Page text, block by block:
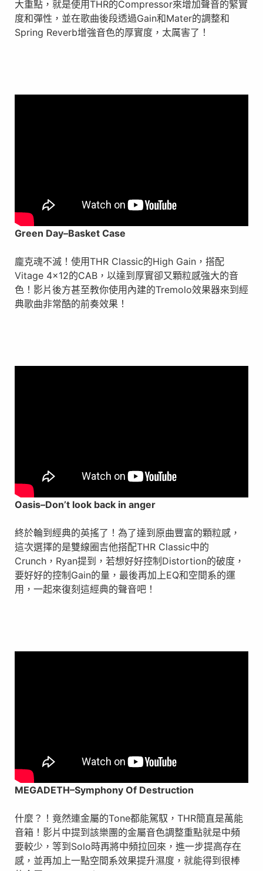
大重點，就是使用THR的Compressor來增加聲音的緊實
度和彈性，並在歌曲後段透過Gain和Mater的調整和
Spring Reverb增強音色的厚實度，太厲害了！
Green Day–Basket Case
龐克魂不滅！使用THR Classic的High Gain，搭配
Vitage 4×12的CAB，以達到厚實卻又顆粒感強大的音
色！影片後方甚至教你使用內建的Tremolo效果器來到經
典歌曲非常酷的前奏效果！
Oasis–Don’t look back in anger
終於輪到經典的英搖了！為了達到原曲豐富的顆粒感，
這次選擇的是雙線圈吉他搭配THR Classic中的
Crunch，Ryan提到，若想好好控制Distortion的破度，
要好好的控制Gain的量，最後再加上EQ和空間系的運
用，一起來復刻這經典的聲音吧！
MEGADETH–Symphony Of Destruction
什麼？！竟然連金屬的Tone都能駕馭，THR簡直是萬能
音箱！影片中提到該樂團的金屬音色調整重點就是中頻
要較少，等到Solo時再將中頻拉回來，進一步提高存在
感，並再加上一點空間系效果提升濕度，就能得到很棒